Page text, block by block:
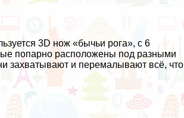
3D нож «бычьи рога», с 6
попарно расположены под разными
захватывают и перемалывают всё, что